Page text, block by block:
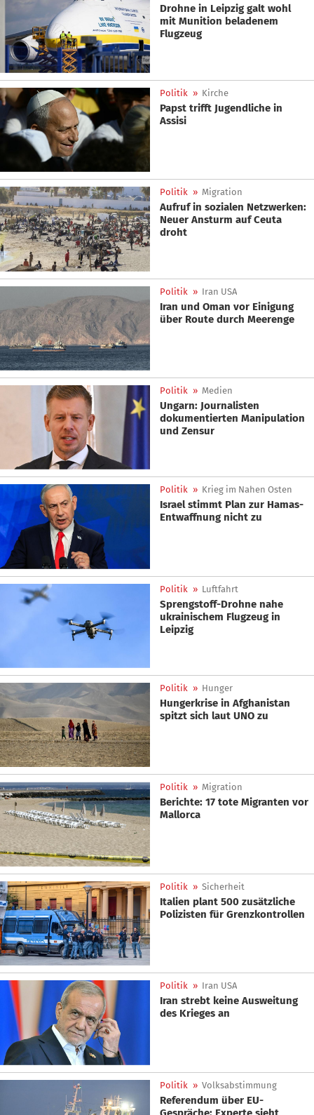
Drohne in Leipzig galt wohl
mit Munition beladenem
Flugzeug
Politik » Kirche
Papst trifft Jugendliche in
Assisi
Politik » Migration
Aufruf in sozialen Netzwerken:
Neuer Ansturm auf Ceuta
droht
Politik » Iran USA
Iran und Oman vor Einigung
über Route durch Meerenge
Politik » Medien
Ungarn: Journalisten
dokumentierten Manipulation
und Zensur
Politik » Krieg im Nahen Osten
Israel stimmt Plan zur Hamas-
Entwaffnung nicht zu
Politik » Luftfahrt
Sprengstoff-Drohne nahe
ukrainischem Flugzeug in
Leipzig
Politik » Hunger
Hungerkrise in Afghanistan
spitzt sich laut UNO zu
Politik » Migration
Berichte: 17 tote Migranten vor
Mallorca
Politik » Sicherheit
Italien plant 500 zusätzliche
Polizisten für Grenzkontrollen
Politik » Iran USA
Iran strebt keine Ausweitung
des Krieges an
Politik » Volksabstimmung
Referendum über EU-